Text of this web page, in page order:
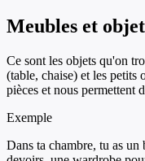
Meubles et
Ce sont les objets qu'on
(table, chaise) et les petits
pièces et nous permettent
Exemple
Dans ta chambre, tu as